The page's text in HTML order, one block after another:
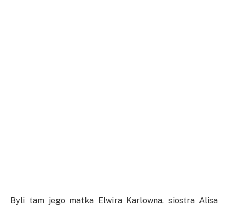
Byli tam jego matka Elwira Karlowna, siostra Alisa